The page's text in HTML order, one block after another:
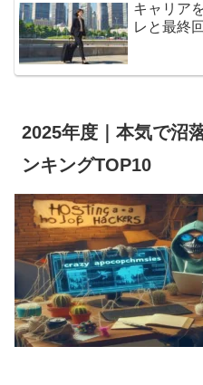
キャリア
レと最終
2025年度｜本気で沼
ンキングTOP10